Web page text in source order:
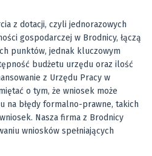
z dotacji, czyli jednorazowych
gospodarczej w Brodnicy, łączą
punktów, jednak kluczowym
budżetu urzędu oraz ilość
z Urzędu Pracy w
o tym, że wniosek może
na błędy formalno-prawne, takich
Nasza firma z Brodnicy
wniosków spełniających